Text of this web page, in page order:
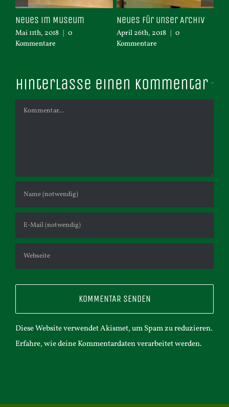
Neues im Museum
Mai 11th, 2018 | 0
Kommentare
Neues für unser Archiv
April 26th, 2018 | 0
Kommentare
Hinterlasse einen Kommentar
Kommentar
Diese Website verwendet Akismet, um Spam zu reduzieren.
Erfahre, wie deine Kommentardaten verarbeitet werden.